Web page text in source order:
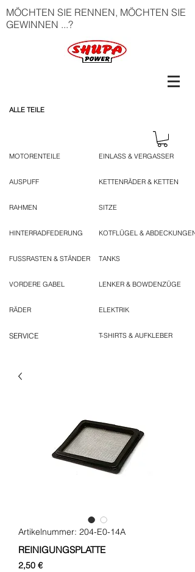
MÖCHTEN SIE RENNEN, MÖCHTEN SIE
GEWINNEN ...?
ALLE TEILE
MOTORENTEILE
AUSPUFF
RAHMEN
HINTERRADFEDERUNG
FUSSRASTEN & STÄNDER
VORDERE GABEL
RÄDER
SERVICE
EINLASS & VERGASSER
KETTENRÄDER & KETTEN
SITZE
KOTFLÜGEL & ABDECKUNGEN
TANKS
LENKER & BOWDENZÜGE
ELEKTRIK
T-SHIRTS & AUFKLEBER
Artikelnummer: 204-E0-14A
REINIGUNGSPLATTE
2,50 €Preis